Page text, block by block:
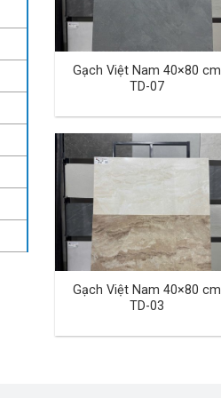
Gạch Việt Nam 40×80 cm
TD-07
Gạch Việt Nam 40×80 cm
TD-03